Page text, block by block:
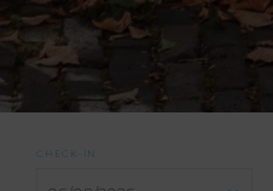
CHECK-IN